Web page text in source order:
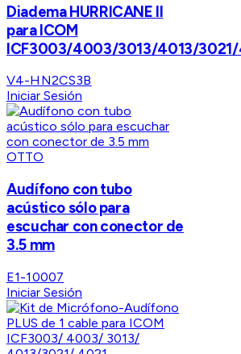
Diadema HURRICANE II
para ICOM
ICF3003/4003/3013/4013/3021/
V4-HN2CS3B
Iniciar Sesión
OTTO
Audífono con tubo
acústico sólo para
escuchar con conector de
3.5 mm
E1-10007
Iniciar Sesión